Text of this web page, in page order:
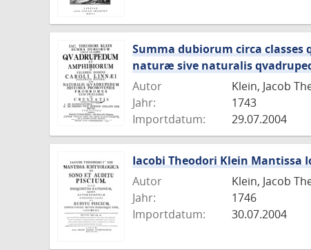
Summa dubiorum circa
naturæ sive naturalis
Autor
Klein, Jacob
Jahr:
1743
Importdatum:
29.07.2004
Iacobi Theodori Klein Mantissa
Autor
Klein, Jacob
Jahr:
1746
Importdatum:
30.07.2004